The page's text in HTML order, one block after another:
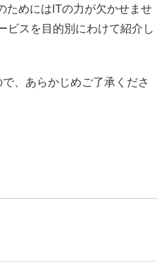
ためにはITの力が欠かせませ
ビスを目的別にわけて紹介し
、あらかじめご了承くださ